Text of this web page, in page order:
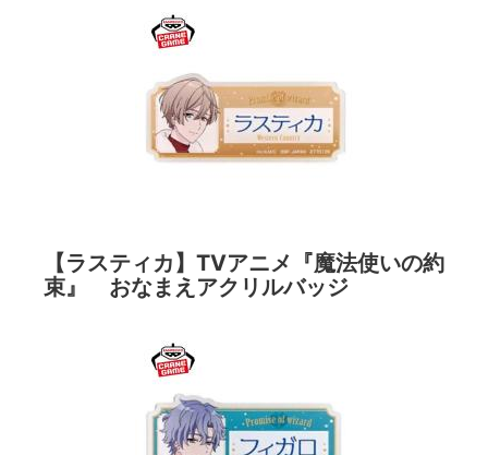
【ラスティカ】TVアニメ『魔法使いの約
束』 おなまえアクリルバッジ